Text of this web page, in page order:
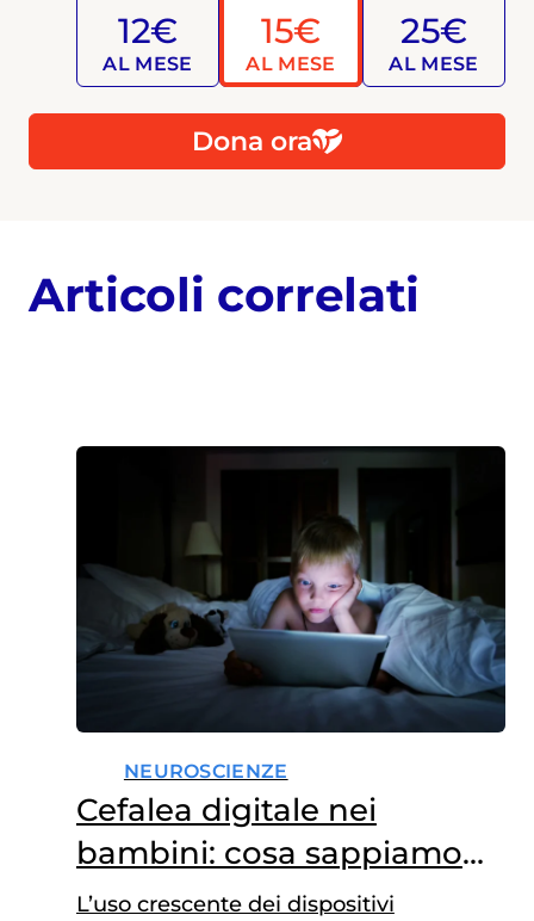
12€
AL MESE
15€
AL MESE
25€
AL MESE
Dona ora
Articoli correlati
NEUROSCIENZE
Cefalea digitale nei
bambini: cosa sappiamo
finora?
L’uso crescente dei dispositivi